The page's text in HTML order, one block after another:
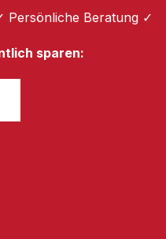
Persönliche Beratung ✓
sparen: